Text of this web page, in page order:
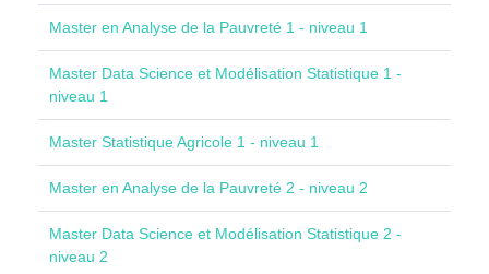
Master en Analyse de la Pauvreté 1 - niveau 1
Master Data Science et Modélisation Statistique 1 -
niveau 1
Master Statistique Agricole 1 - niveau 1
Master en Analyse de la Pauvreté 2 - niveau 2
Master Data Science et Modélisation Statistique 2 -
niveau 2